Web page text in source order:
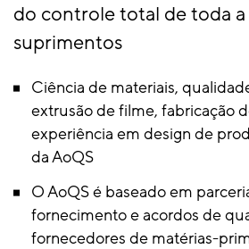
do controle total de toda a
suprimentos
Ciência de materiais,
extrusão de filme, fabricação
experiência em design de
da AoQS
O AoQS é baseado em
fornecimento e acordos de
fornecedores de matérias-